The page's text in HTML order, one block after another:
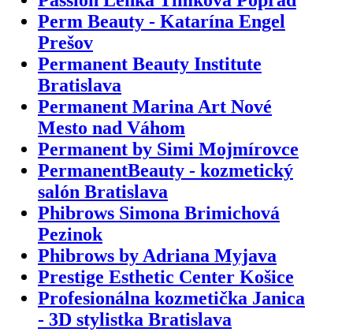
Perm Beauty - Katarína Engel
Prešov
Permanent Beauty Institute
Bratislava
Permanent Marina Art Nové
Mesto nad Váhom
Permanent by Simi Mojmírovce
PermanentBeauty - kozmetický
salón Bratislava
Phibrows Simona Brimichová
Pezinok
Phibrows by Adriana Myjava
Prestige Esthetic Center Košice
Profesionálna kozmetička Janica
- 3D stylistka Bratislava